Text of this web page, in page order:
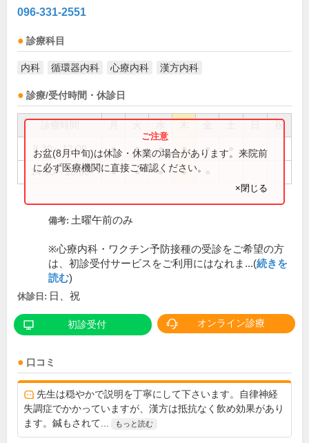
096-331-2551
診療科目
内科 循環器内科 心療内科 漢方内科
診療/受付時間・休診日
祝
8:30～12:00 ● ● ● ● ●
14:30～18:00 ● ● ● ●
お盆(8月中旬)は休診・休業の場合があります。来院前
に必ず医療機関に直接ご確認ください。
×閉じる
備考: 土曜午前のみ
※心療内科・ワクチン予防接種の受診をご希望の方
は、初診受付サービスをご利用にはなれま...(続きを
読む)
休診日: 日、祝
初診受付 オンライン診療
口コミ
先生は穏やかで説明を丁寧にして下さいます。自律神経
失調症でかかっていますが、漢方は抵抗なく飲め効果があり
ます。鍼もされて...
もっと読む